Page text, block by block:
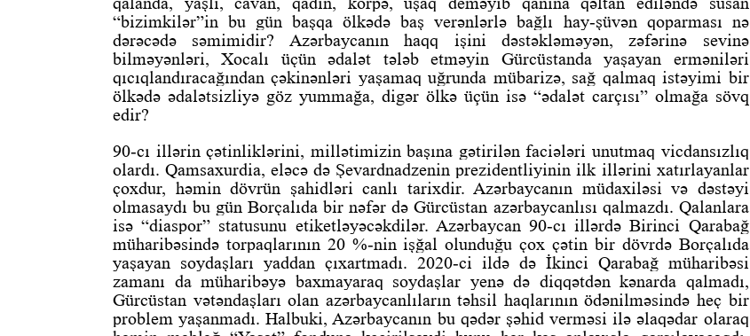
“bizimkilər”in bu gün başqa ölkədə baş verənlərlə bağlı hay-şüvən qoparması nə
dərəcədə səmimidir? Azərbaycanın haqq işini dəstəkləməyən, zəfərinə sevinə
bilməyənləri, Xocalı üçün ədalət tələb etməyin Gürcüstanda yaşayan erməniləri
qıcıqlandıracağından çəkinənləri yaşamaq uğrunda mübarizə, sağ qalmaq istəyimi bir
ölkədə ədalətsizliyə göz yummağa, digər ölkə üçün isə “ədalət carçısı” olmağa sövq
edir?
90-cı illərin çətinliklərini, millətimizin başına gətirilən faciələri unutmaq vicdansızlıq
olardı. Qamsaxurdia, eləcə də Şevardnadzenin prezidentliyinin ilk illərini xatırlayanlar
çoxdur, həmin dövrün şahidləri canlı tarixdir. Azərbaycanın müdaxiləsi və dəstəyi
olmasaydı bu gün Borçalıda bir nəfər də Gürcüstan azərbaycanlısı qalmazdı. Qalanlara
isə “diaspor” statusunu etiketləyəcəkdilər. Azərbaycan 90-cı illərdə Birinci Qarabağ
müharibəsində torpaqlarının 20 %-nin işğal olunduğu çox çətin bir dövrdə Borçalıda
yaşayan soydaşları yaddan çıxartmadı. 2020-ci ildə də İkinci Qarabağ müharibəsi
zamanı da müharibəyə baxmayaraq soydaşlar yenə də diqqətdən kənarda qalmadı,
Gürcüstan vətəndaşları olan azərbaycanlıların təhsil haqlarının ödənilməsində heç bir
problem yaşanmadı. Halbuki, Azərbaycanın bu qədər şəhid verməsi ilə əlaqədar olaraq